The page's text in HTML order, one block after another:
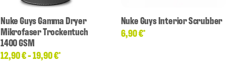
Nuke Guys Gamma Dryer
Mikrofaser Trockentuch
1400 GSM
12,90 € -19,90 €*
Nuke Guys Interior Scrubber
6,90 €*